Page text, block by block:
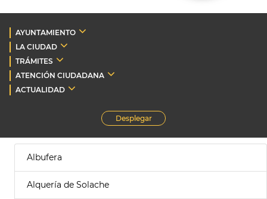
AYUNTAMIENTO
LA CIUDAD
TRÁMITES
ATENCIÓN CIUDADANA
ACTUALIDAD
Desplegar
Albufera
Alquería de Solache